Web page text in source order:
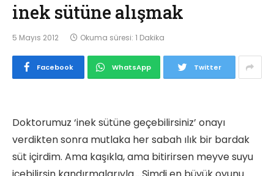
inek sütüne alışmak
5 Mayıs 2012 Okuma süresi: 1 Dakika
Facebook WhatsApp Twitter
Doktorumuz ‘inek sütüne geçebilirsiniz’ onayı
verdikten sonra mutlaka her sabah ılık bir bardak
süt içirdim. Ama kaşıkla, ama bitirirsen meyve suyu